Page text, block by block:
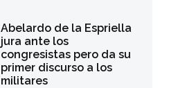
Abelardo de la Espriella
jura ante los
congresistas pero da su
primer discurso a los
militares